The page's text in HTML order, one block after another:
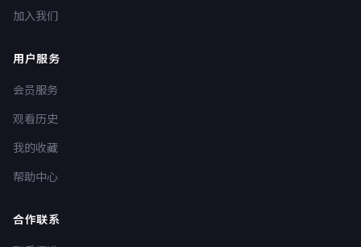
加入我们
用户服务
会员服务
观看历史
我的收藏
帮助中心
合作联系